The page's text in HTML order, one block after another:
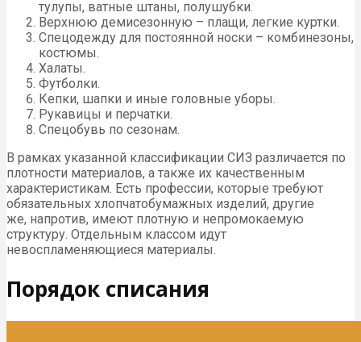
тулупы, ватные штаны, полушубки.
Верхнюю демисезонную – плащи, легкие куртки.
Спецодежду для постоянной носки – комбинезоны,
костюмы.
Халаты.
Футболки.
Кепки, шапки и иные головные уборы.
Рукавицы и перчатки.
Спецобувь по сезонам.
В рамках указанной классификации СИЗ различается по
плотности материалов, а также их качественным
характеристикам. Есть профессии, которые требуют
обязательных хлопчатобумажных изделий, другие
же, напротив, имеют плотную и непромокаемую
структуру. Отдельным классом идут
невоспламеняющиеся материалы.
Порядок списания